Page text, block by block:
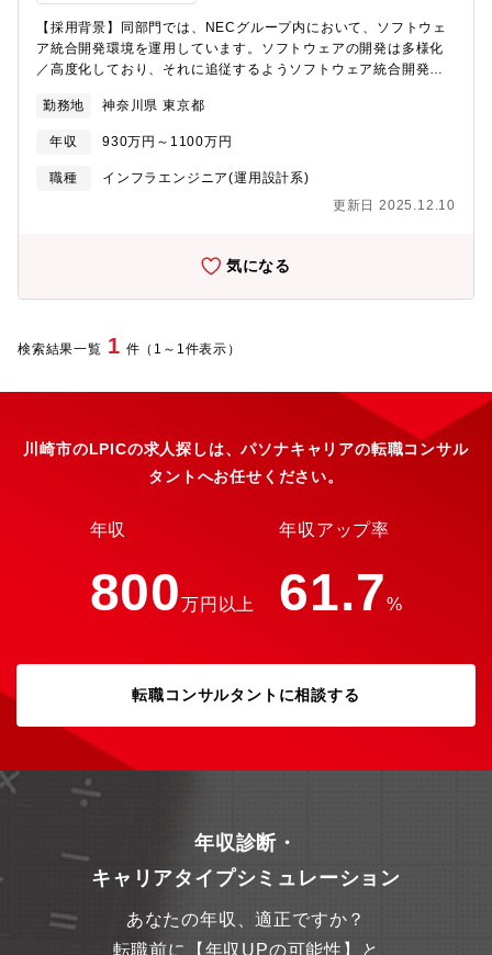
【採用背景】同部門では、NECグループ内において、ソフトウェ
ア統合開発環境を運用しています。ソフトウェアの開発は多様化
／高度化しており、それに追従するようソフトウェア統合開発環
Azure）、オンプレミス環境下のソフトウェア開発支援サービスの
提供を通じて、事業拡大を目指したいという想いから、採用を実
施いたします。【業務内容】NECグループのシステム・インテグ
レーション事業を支えるソフトウェア統合開発環境のマネージャ
義、設計、構築、テスト、移行、リリース、運用を含めた一連の
理、リーディングもご担当いただきます。【想定プロジェクト】
ソフトウェア統合開発環境のITサービスマネージャーとして、シ
ステムライフサイクル全般をご対応いただくことを想定していま
フラ、サービス構築・運用などに分かれており、ソフトウェア統
向いただきます。出向配属先：NEC コーポレートITシステム部
門 SCMシステム統括部 SWFグループ 出向【配属事業部の紹
介】大規模で多種多様なソフトウェア統合開発環境の企画・構
築・運用を担当しています。メンバーの勤務地は、NEC玉川事業
場（武蔵小杉）ですが、リモートワークのメンバーが多いです
ら、みんなで協力し合い業務を遂行しています。【プロジェクト
AI【コード品質の取り組み】対象外（インフラ領域のため）【開
発手法】ウォーターフォール【情報共有のツール】
案件（数百万円程度）のソフトウェア統合開発環境サービス構
将来的には、複数チーム、ソフトウェア統合開発環境全体のITサ
ービスマネージャーとしてグループを牽引いただくキャリアプラ
ンを描くことができます。【働き方】リモートワーク6割、出社4
割【出向】有【客先常駐】無【応募者へのメッセージ】業務幅が
勤務地 神奈川県 東京都
年収 930万円～1100万円
職種
インフラエンジニア(運用設計系)
更新日 2025.12.10
気になる
検索結果一覧 1 件（1～1件表示）
川崎市のLPICの求人探しは、パソナキャリアの転職コンサル
タントへお任せください。
年収
800万円以上
年収アップ率
61.7%
転職コンサルタントに相談する
年収診断・
キャリアタイプシミュレーション
あなたの年収、適正ですか？
転職前に【年収UPの可能性】と